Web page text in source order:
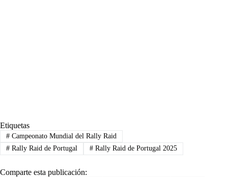
Etiquetas
#Campeonato Mundial del Rally Raid
#Rally Raid de Portugal #Rally Raid de Portugal 2025
Comparte esta publicación: